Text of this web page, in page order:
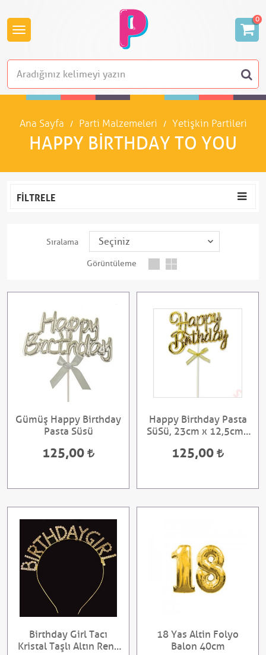
0
Ana Sayfa Parti Malzemeleri Yetişkin Partileri
HAPPY BIRTHDAY TO YOU
FILTRELE
Sıralama
Görüntüleme
Gümüş Happy Birthday
Pasta Süsü
125,00
Happy Birthday Pasta
SüSü, 23cm x 12,5cm -
125,00
Birthday Girl Tacı
Kristal Taşlı Altın Renk
18 Yas Altin Folyo
Balon 40cm